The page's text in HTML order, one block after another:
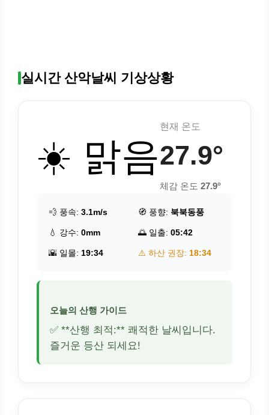
실시간 산악날씨 기상상황
☀️ 맑음
현재 온도
27.9°
체감 온도 27.9°
💨 풍속: 3.1m/s 🧭 풍향: 북북동풍
💧 강수: 0mm 🌅 일출: 05:42
🌇 일몰: 19:34 ⚠️ 하산 권장: 18:34
오늘의 산행 가이드
✅ **산행 최적:** 쾌적한 날씨입니다.
즐거운 등산 되세요!